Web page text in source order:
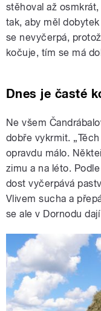
stěhoval až
tak, aby měl
se nevyčerpá,
kočuje, tím se má
Dnes je časté
Ne všem
dobře vykrmit.
opravdu málo.
zimu a na léto.
dost vyčerpává
Vlivem sucha a
se ale v Dornodu